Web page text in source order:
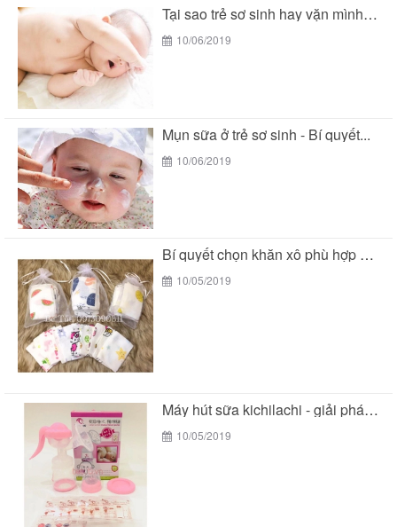
Tại sao trẻ sơ sinh hay vặn mình khi...
10/06/2019
Mụn sữa ở trẻ sơ sinh - Bí quyết...
10/06/2019
Bí quyết chọn khăn xô phù hợp với làn...
10/05/2019
Máy hút sữa kichilachi - giải pháp tối ưu...
10/05/2019